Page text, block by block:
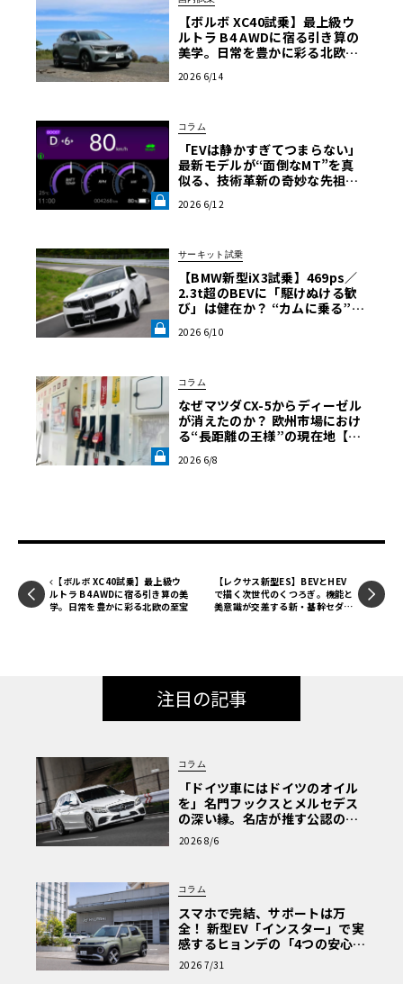
【ボルボ XC40試乗】最上級ウ
ルトラ B4 AWDに宿る引き算の
美学。日常を豊かに彩る北欧の
2026 6/14
コラム
「EVは静かすぎてつまらない」――
最新モデルが“面倒なMT”を真
似る、技術革新の奇妙な先祖返
セテ その7】《LE VOLANT LA
2026 6/12
サーキット試乗
【BMW新型iX3試乗】469ps／
2.3t超のBEVに「駆けぬける歓
び」は健在か？ “カムに乗る”官
NT LAB》
2026 6/10
コラム
なぜマツダCX-5からディーゼル
が消えたのか？ 欧州市場におけ
る“長距離の王様”の現在地【木
AB》
2026 6/8
【ボルボ XC40試乗】最上級ウ
ルトラ B4 AWDに宿る引き算の美
学。日常を豊かに彩る北欧の至宝
【レクサス新型ES】BEVとHEV
で描く次世代のくつろぎ。機能と
美意識が交差する新・基幹セダン
注目の記事
コラム
「ドイツ車にはドイツのオイル
を」名門フックスとメルセデス
の深い縁。名店が推す公認の安
心と、Cクラスで味わうシルキー
な走り〈PR〉
2026 8/6
コラム
スマホで完結、サポートは万
全！ 新型EV「インスター」で実
感するヒョンデの「4つの安心」
【第1回・ヒョンデ6つの疑問：
Why? Hyundai?】〈PR〉
2026 7/31